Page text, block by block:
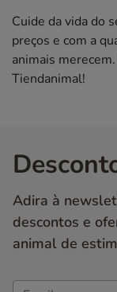
Cuide da vida do
preços e com a
animais
Tiendanimal!
Adira à
descontos e
animal de